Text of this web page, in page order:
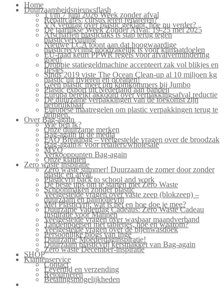
Home
Duurzaamheidsnieuwsflash
1 t/m 7 juni 2026 Week zonder afval
Repaircafés: cursus leren repareren?
VN verdrag over plastic geklapt, hoe nu verder?
De jaarlijkse Week Zonder Afval: 19-25 mei 2025
Afschaffen plastictaks is stap terug tegen
plasticvervuiling
Nieuwe LCA toont aan dat hoogwaardige
plasticrecycling noodzakelijk is voor klimaatdoelen
EU-raad keurt PPWR regels voor afvalvermindering
goed!
Droppie statiegeldmachine accepteert zak vol blikjes en
flesjes
Sinds 2019 viste The Ocean Clean-up al 10 miljoen kg
plastic uit rivieren en oceanen!
Geen plastic meer om komkommers bij Jumbo
Plastic export uit Nederland aan banden
Europa bereikt akkoord over verpakkingsafval reductie
De duurzame verpakkingen van de toekomst zijn
herbruikbaar
Europese maatregelen om plastic verpakkingen terug te
dringen.
Over Bag-again
Wie ben ik?
Onze duurzame merken
Bag-again in de media
FAQ Breadbag – veelgestelde vragen over de broodzak
Bag-again® voor retailers/wholesale
MVO
Verkooppunten Bag-again
Onze klanten
Zero waste inspiratie
Zero waste summer! Duurzaam de zomer door zonder
plastic en afval.
Plasticvrij back to school and work
De beste tips om te starten met Zero Waste
Schoonmaken zonder plastic
Veelgestelde vragen over vaste zeep (blokzeep) –
duurzaam en palmolievrij
Mei Plasticvrij: wat is het en hoe doe je mee?
Duurzame Vaderdag Cadeaus: Zero Waste Cadeau
Inspiratie voor Mannen
Veelgestelde vragen over wasbaar maandverband
Tandenpoetsen met tabletjes, hoe en waarom?
Veelgestelde vragen over de bijenwasdoek
Persoonlijke blogs van Inge
Duurzame Moederdaginspiratie!
Duurzaam plasticvrij kerstpakket van Bag-again
Zero waste December-inspiratie
SHOP
Klantenservice
Contact
Levertijd en verzending
Retourneren
Betalingsmogelijkheden